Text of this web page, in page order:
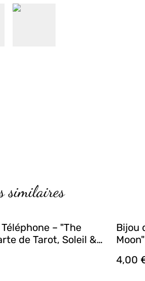
similaires
– "The
de Tarot, Soleil &
Artisanale
Bijou
Nuit)
4,00